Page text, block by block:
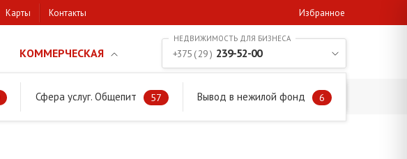
Карты Контакты Избранное
КОММЕРЧЕСКАЯ
Сфера услуг. Общепит 57 Вывод в нежилой фонд 6
+375 ( 29 ) 239-52-00